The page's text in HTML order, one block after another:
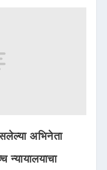
अभिनेता
न्यायालयाचा